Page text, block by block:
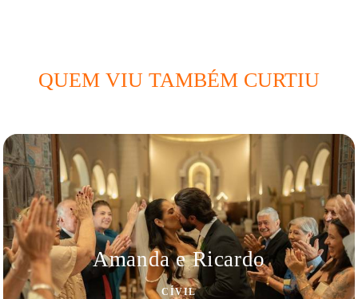
QUEM VIU TAMBÉM CURTIU
Amanda e Ricardo
CÍVIL